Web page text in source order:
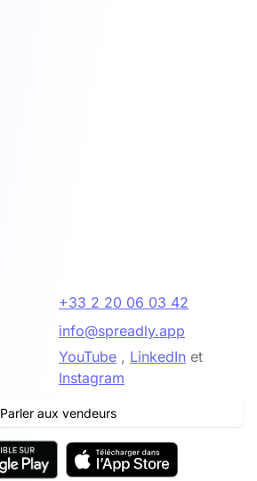
+33 2 20 06 03 42
info@spreadly.app
YouTube , LinkedIn et
Instagram
Parler aux vendeurs